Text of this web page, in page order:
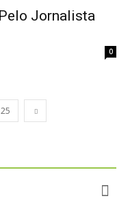
Jornalista
0
25